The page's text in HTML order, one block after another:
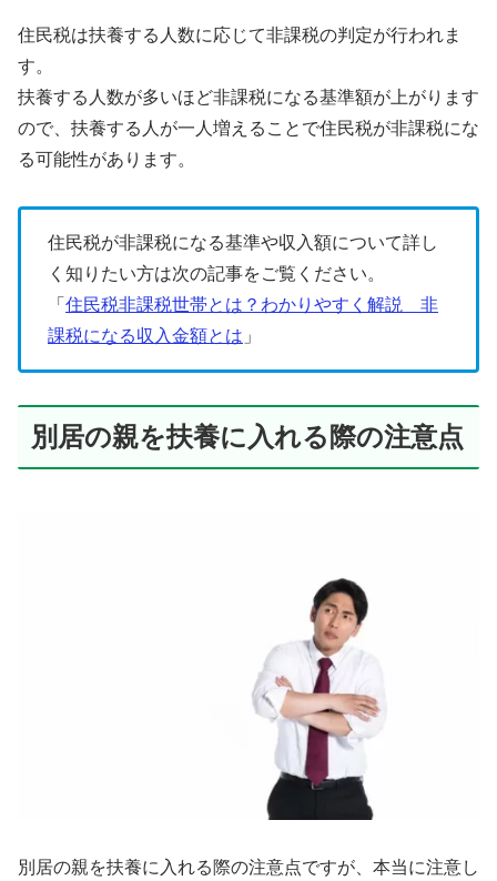
住民税は扶養する人数に応じて非課税の判定が行われま
す。
扶養する人数が多いほど非課税になる基準額が上がります
ので、扶養する人が一人増えることで住民税が非課税にな
る可能性があります。
住民税が非課税になる基準や収入額について詳し
く知りたい方は次の記事をご覧ください。
「 住民税非課税世帯とは？わかりやすく解説 非
課税になる収入金額とは 」
別居の親を扶養に入れる際の注意点
別居の親を扶養に入れる際の注意点ですが、本当に注意し